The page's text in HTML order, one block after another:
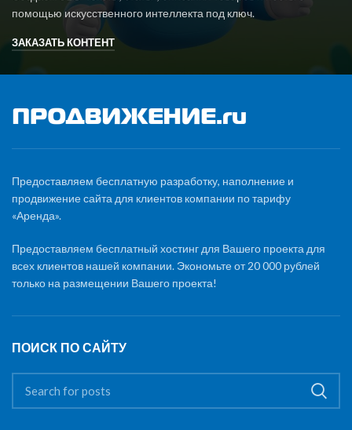
помощью искусственного интеллекта под ключ.
ЗАКАЗАТЬ КОНТЕНТ
Предоставляем бесплатную разработку, наполнение и
продвижение сайта для клиентов компании по тарифу
«Аренда».
Предоставляем бесплатный хостинг для Вашего проекта для
всех клиентов нашей компании. Экономьте от 20 000 рублей
только на размещении Вашего проекта!
ПОИСК ПО САЙТУ